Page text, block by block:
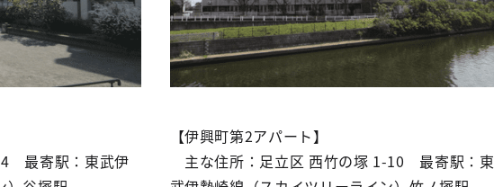
最寄駅：東武伊
【伊興町第2アパート】
主な住所：足立区 西竹の塚 1-10 最寄駅：東